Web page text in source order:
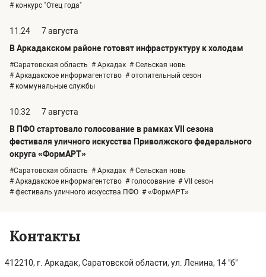
# конкурс "Отец года"
11:24
7 августа
В Аркадакском районе готовят инфраструктуру к холодам
#Саратовская область # Аркадак # Сельская новь
# Аркадакское информагентство # отопительный сезон
# коммунальные службы
10:32
7 августа
В ПФО стартовало голосование в рамках VII сезона
фестиваля уличного искусства Приволжского федерального
округа «ФормАРТ»
#Саратовская область # Аркадак # Сельская новь
# Аркадакское информагентство # голосование # VII сезон
# фестиваль уличного искусства ПФО # «ФормАРТ»
Контакты
412210, г. Аркадак, Саратовской области, ул. Ленина, 14 "б"